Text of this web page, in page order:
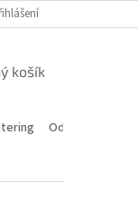
OBCHODU
košík
Odstoupení od